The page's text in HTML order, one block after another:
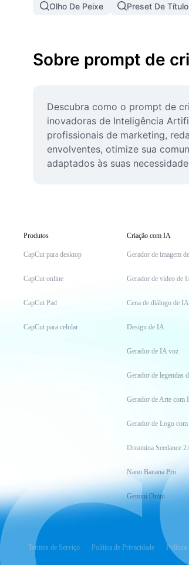
Olho De Peixe Preset De
Sobre prompt de
Descubra como o prompt de
inovadoras de Inteligência
profissionais de marketing,
envolventes, otimize sua
adaptados às suas
Produtos
CapCut para desktop
CapCut online
CapCut Pad
CapCut para celular
Criação com IA
Gerador de imagem
Gerador de vídeo de
Cena de diálogo de IA
Design de IA
Gerador de IA voz
Gerador de legendas
Gerador de Arte com
Gerador de Logo
Dreamina Seedance
Nano Banana Pro
Gemini Omni
Termos de Serviço Política de Privacidade Política